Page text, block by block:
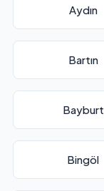
Aydın
Bartın
Bayburt
Bingöl